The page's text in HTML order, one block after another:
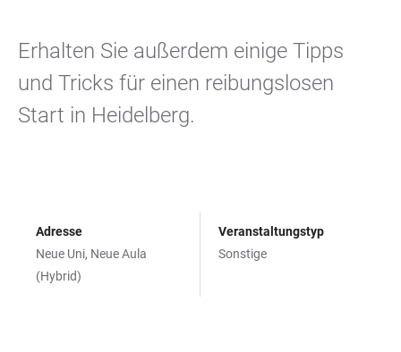
Erhalten Sie außerdem einige Tipps
und Tricks für einen reibungslosen
Start in Heidelberg.
Adresse
Neue Uni, Neue Aula
(Hybrid)
Veranstaltungstyp
Sonstige